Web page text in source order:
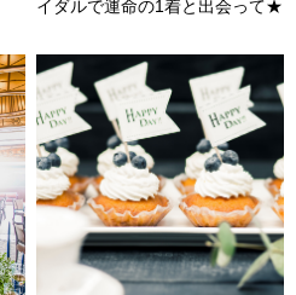
イダルで運命の1着と出会って★